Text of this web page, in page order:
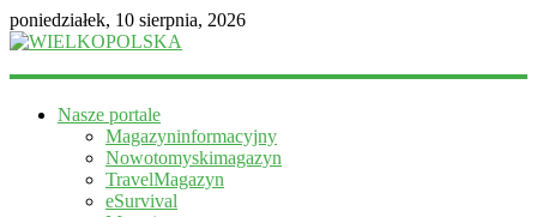
poniedziałek, 10 sierpnia, 2026
WIELKOPOLSKA
informacyjny
Nasze portale
Magazyninformacyjny
Nowotomyskimagazyn
TravelMagazyn
eSurvival